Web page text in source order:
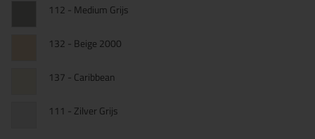
112 - Medium Grijs
132 - Beige 2000
137 - Caribbean
111 - Zilver Grijs